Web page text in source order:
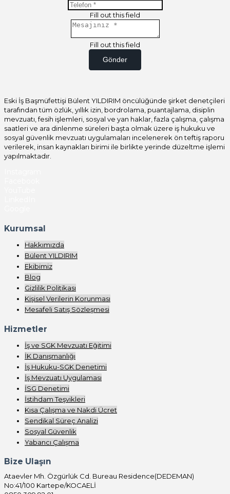
Fill out this field
Fill out this field
Gönder
Eski İş Başmüfettişi Bülent YILDIRIM öncülüğünde şirket denetçileri
tarafından tüm özlük, yıllık izin, bordrolama, puantajlama, disiplin
mevzuatı, fesih işlemleri, sosyal ve yan haklar, fazla çalışma, çalışma
saatleri ve ara dinlenme süreleri başta olmak üzere iş hukuku ve
sosyal güvenlik mevzuatı uygulamaları incelenerek ön teftiş raporu
verilerek, insan kaynakları birimi ile birlikte yerinde düzeltme işlemi
yapılmaktadır.
Kurumsal
Hakkımızda
Bülent YILDIRIM
Ekibimiz
Blog
Gizlilik Politikası
Kişisel Verilerin Korunması
Mesafeli Satış Sözleşmesi
Hizmetler
İş ve SGK Mevzuatı Eğitimi
İK Danışmanlığı
İş Hukuku-SGK Denetimi
İş Mevzuatı Uygulaması
İSG Denetimi
İstihdam Teşvikleri
Kısa Çalışma ve Nakdi Ücret
Sendikal Süreç Analizi
Sosyal Güvenlik
Yabancı Çalışma
Bize Ulaşın
Ataevler Mh. Özgürlük Cd. Bureau Residence(DEDEMAN)
No:41/100 Kartepe/KOCAELİ